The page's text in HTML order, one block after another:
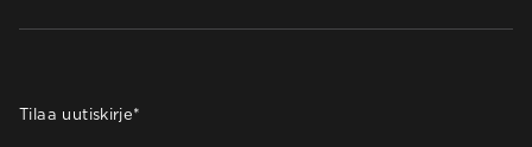
Tilaa uutiskirje*